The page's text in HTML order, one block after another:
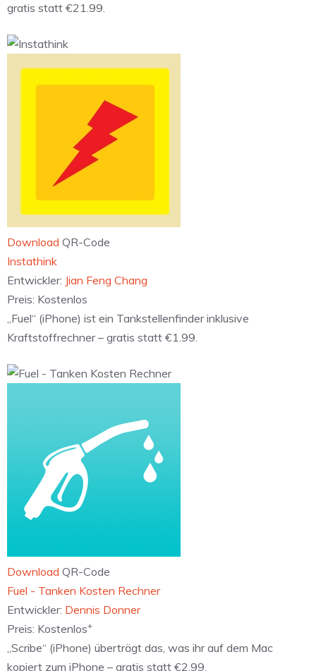
gratis statt €21.99.
Download QR-Code
Instathink
Entwickler: Jian Feng Chang
Preis: Kostenlos
„Fuel“ (iPhone) ist ein Tankstellenfinder inklusive
Kraftstoffrechner – gratis statt €1.99.
Download QR-Code
‎Fuel - Tanken Kosten Rechner
Entwickler: Dennis Donner
Preis: Kostenlos+
„Scribe“ (iPhone) überträgt das, was ihr auf dem Mac
kopiert zum iPhone – gratis statt €2.99.